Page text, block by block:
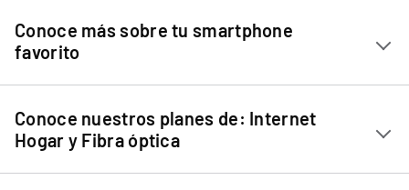
Conoce más sobre tu smartphone
favorito
Chip Entel
Apple iPhone 11
Apple iPhone 12 Mini
Conoce nuestros planes de: Internet
Hogar y Fibra óptica
Internet Hogar